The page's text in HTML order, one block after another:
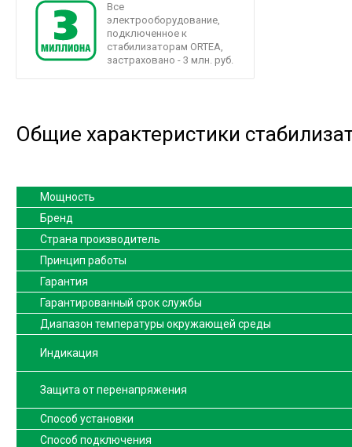
Все
электрооборудование,
подключенное к
стабилизаторам ORTEA,
застраховано - 3 млн. руб.
Общие характеристики
Мощность
Бренд
Страна производитель
Принцип работы
Гарантия
Гарантированный срок службы
Диапазон температуры окружающей среды
Индикация
Защита от перенапряжения
Способ установки
Способ подключения